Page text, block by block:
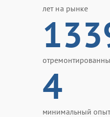
лет на рынке
4
минимальный